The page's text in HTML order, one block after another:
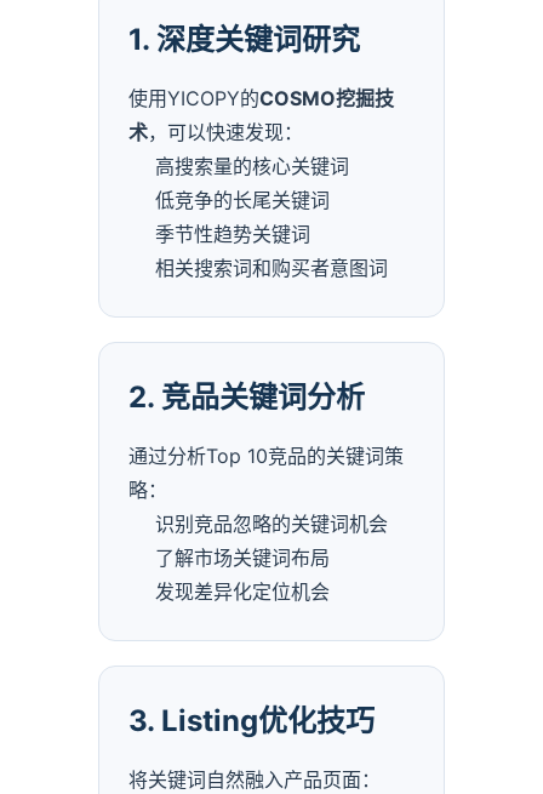
1. 深度关键词研究
使用YICOPY的COSMO挖掘技
术，可以快速发现：
高搜索量的核心关键词
低竞争的长尾关键词
季节性趋势关键词
相关搜索词和购买者意图词
2. 竞品关键词分析
通过分析Top 10竞品的关键词策
略：
识别竞品忽略的关键词机会
了解市场关键词布局
发现差异化定位机会
3. Listing优化技巧
将关键词自然融入产品页面：